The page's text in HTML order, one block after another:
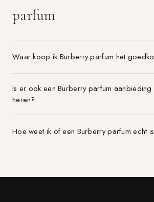
parfum
Waar koop ik Burberry parfum het
Is er ook een Burberry parfum
heren?
Hoe weet ik of een Burberry parfum echt